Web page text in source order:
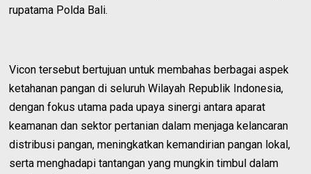
rupatama Polda Bali.
Vicon tersebut bertujuan untuk membahas berbagai aspek
ketahanan pangan di seluruh Wilayah Republik Indonesia,
dengan fokus utama pada upaya sinergi antara aparat
keamanan dan sektor pertanian dalam menjaga kelancaran
distribusi pangan, meningkatkan kemandirian pangan lokal,
serta menghadapi tantangan yang mungkin timbul dalam